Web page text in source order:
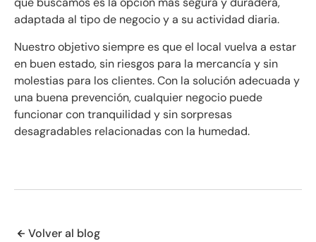
adaptada al tipo de negocio y a su actividad diaria.
Nuestro objetivo siempre es que el local vuelva a estar
en buen estado, sin riesgos para la mercancía y sin
molestias para los clientes. Con la solución adecuada y
una buena prevención, cualquier negocio puede
funcionar con tranquilidad y sin sorpresas
desagradables relacionadas con la humedad.
Volver al blog